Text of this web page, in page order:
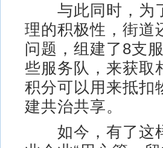
与此同时，为了
理的积极性，街道
问题，组建了8支
些服务队，来获取
积分可以用来抵扣
建共治共享。
如今，有了这样